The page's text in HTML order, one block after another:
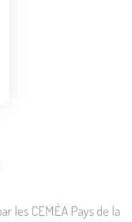
les CEMÉA Pays de la